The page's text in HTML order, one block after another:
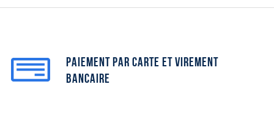
Paiement par carte et virement
bancaire